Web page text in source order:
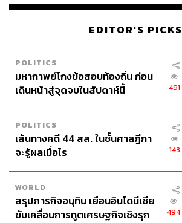
EDITOR'S PICKS
POLITICS
มหากาพย์โกงข้อสอบท้องถิ่น ก่อน
เดินหน้าสู่จุดจบในสัปดาห์นี้
491
POLITICS
เส้นทางคดี 44 สส. ในชั้นศาลฎีกา
จะรู้ผลเมื่อไร
143
WORLD
สรุปภารกิจอนุทิน เยือนอินโดนีเซีย
ขับเคลื่อนการทูตเศรษฐกิจเชิงรุก
494